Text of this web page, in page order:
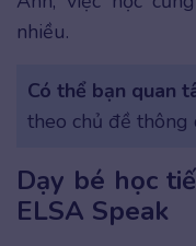
nhiều.
Có thể bạn quan
theo chủ đề
Dạy bé học
ELSA Speak